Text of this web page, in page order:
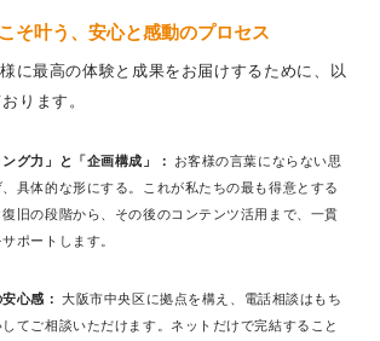
そ叶う、安心と感動のプロセス
様に最高の体験と成果をお届けするために、以
ります。
グ力」と「企画構成」：
お客様の言葉にならない思
具体的な形にする。これが私たちの最も得意とする
旧の段階から、その後のコンテンツ活用まで、一貫
ポートします。
心感： 大阪市中央区に拠点を構え、電話相談はもち
てご相談いただけます。ネットだけで完結すること